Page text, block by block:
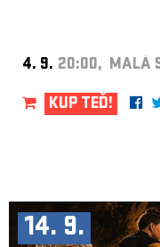
4. 9. 20:00, MALÁ
KUP TEĎ!
14. 9.